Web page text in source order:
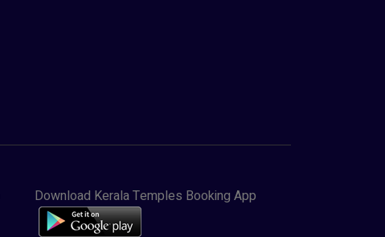
Download Kerala Temples Booking App